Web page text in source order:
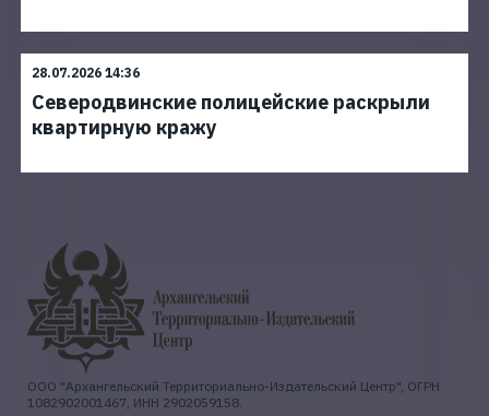
28.07.2026 14:36
Северодвинские полицейские раскрыли
квартирную кражу
ООО "Архангельский Территориально-Издательский Центр", ОГРН
1082902001467, ИНН 2902059158.